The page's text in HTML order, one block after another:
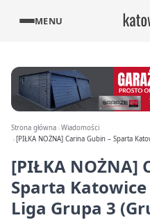
MENU
Strona główna Wiadomości
[PIŁKA NOŻNA] Carina Gubin – Sparta
[PIŁKA NOŻNA]
Sparta Katowice
Liga Grupa 3